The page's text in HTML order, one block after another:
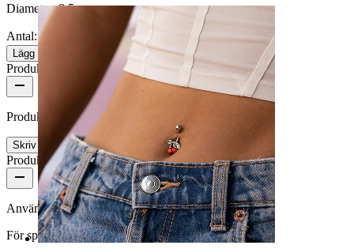
Diameter:8,5 mm
Antal: 1
Lägg till i kundvagn
Produktrecensioner
Produkten har inga recensioner än
Skriv en recension
Produktkvalitet
Användningsfrekvens
För speciella tillfällen